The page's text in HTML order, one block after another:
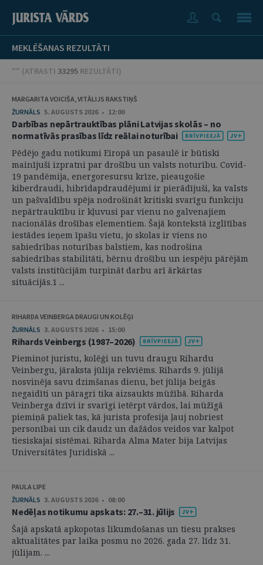
MEKLĒŠANAS REZULTĀTI
"" (ATRASTI 33295 REZULTĀTI)
MARGARITA VOICIŠA, VITĀLIJS RAKSTIŅŠ
ŽURNĀLS 5. AUGUSTS 2026 • 12:00
Darbības nepārtrauktības plāni Latvijas skolās – no
normatīvās prasības līdz reālai noturībai
Pēdējo gadu notikumi Eiropā un pasaulē ir būtiski
mainījuši izpratni par drošību un valsts noturību. Covid-
19 pandēmija, energoresursu krīze, pieaugošie
kiberdraudi, hibrīdapdraudējumi ir pierādījuši, ka valsts
un pašvaldību spēja nodrošināt kritiski svarīgu funkciju
nepārtrauktību ir kļuvusi par vienu no galvenajiem
nacionālās drošības elementiem. Šajā kontekstā izglītības
iestādes ieņem īpašu vietu, jo skolas ir viens no
sabiedrības noturības balstiem, kas nodrošina
sabiedrības stabilitāti, bērnu drošību un iespēju pārējām
valsts institūcijām turpināt darbu arī ārkārtas
situācijās.1 ...
RIHARDA VEINBERGA DRAUGI UN KOLĒĢI
ŽURNĀLS 3. AUGUSTS 2026 • 15:00
Rihards Veinbergs (1987–2026)
Pieminot juristu, kolēģi un tuvu draugu Rihardu
Veinbergu, jāraksta jūlija rekviēms. Rihards 9. jūlijā
nosvinēja savu dzimšanas dienu, bet jūlija beigās
negaidīti un pāragri tika aizsaukts mūžībā. Riharda
Veinberga dzīvi ir svarīgi ietērpt vārdos, lai mūžīgā
piemiņā paliek tas, kā jurista profesija ļauj nobriest
personībai un cik daudz un dažādos veidos var kalpot
tiesiskajai sistēmai. Riharda Alma Mater bija Latvijas
Universitātes Juridiskā ...
PAULA LIPE
ŽURNĀLS 3. AUGUSTS 2026 • 08:00
Nedēļas notikumu apskats: 27.–31. jūlijs
Šajā apskatā apkopotas likumdošanas un tiesu prakses
aktualitātes par laika posmu no 2026. gada 27. līdz 31.
jūlijam. ...